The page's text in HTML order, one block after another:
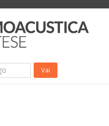
e sistemi a secco